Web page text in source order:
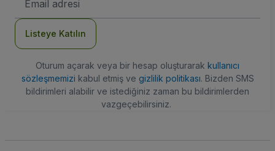
posta
Listeye Katılın
Oturum açarak veya bir hesap oluşturarak kullanıcı
sözleşmemizi kabul etmiş ve gizlilik politikası. Bizden SMS
bildirimleri alabilir ve istediğiniz zaman bu bildirimlerden
vazgeçebilirsiniz.